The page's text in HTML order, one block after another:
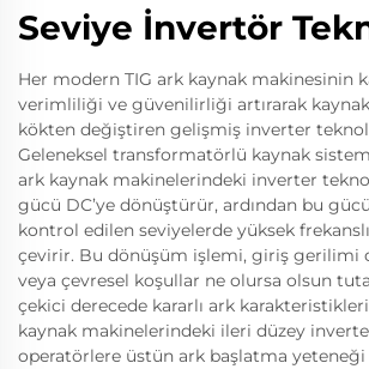
Seviye İnvertör
Her modern TIG ark kaynak makinesinin
verimliliği ve güvenilirliği artırarak
kökten değiştiren gelişmiş inverter
Geleneksel transformatörlü kaynak
ark kaynak makinelerindeki inverter
gücü DC’ye dönüştürür, ardından bu
kontrol edilen seviyelerde yüksek
çevirir. Bu dönüşüm işlemi, giriş gerilimi
veya çevresel koşullar ne olursa olsun
çekici derecede kararlı ark
kaynak makinelerindeki ileri düzey
operatörlere üstün ark başlatma yeteneği